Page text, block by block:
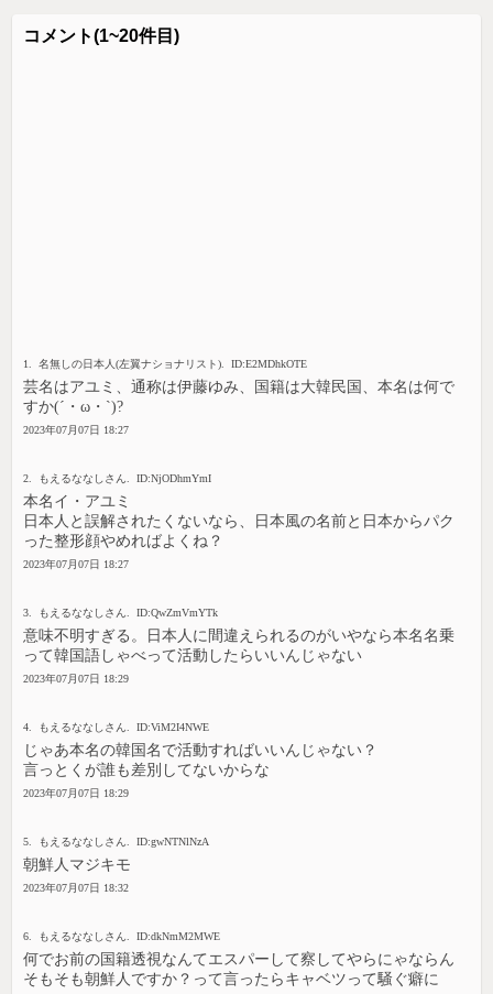
コメント(1~20件目)
1. 名無しの日本人(左翼ナショナリスト). ID:E2MDhkOTE
芸名はアユミ、通称は伊藤ゆみ、国籍は大韓民国、本名は何で
すか(´・ω・`)?
2023年07月07日 18:27
2. もえるななしさん. ID:NjODhmYmI
本名イ・アユミ
日本人と誤解されたくないなら、日本風の名前と日本からパク
った整形顔やめればよくね？
2023年07月07日 18:27
3. もえるななしさん. ID:QwZmVmYTk
意味不明すぎる。日本人に間違えられるのがいやなら本名名乗
って韓国語しゃべって活動したらいいんじゃない
2023年07月07日 18:29
4. もえるななしさん. ID:ViM2I4NWE
じゃあ本名の韓国名で活動すればいいんじゃない？
言っとくが誰も差別してないからな
2023年07月07日 18:29
5. もえるななしさん. ID:gwNTNlNzA
朝鮮人マジキモ
2023年07月07日 18:32
6. もえるななしさん. ID:dkNmM2MWE
何でお前の国籍透視なんてエスパーして察してやらにゃならん
そもそも朝鮮人ですか？って言ったらキャベツって騒ぐ癖に